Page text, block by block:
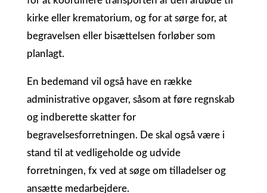
kirke eller krematorium, og for at sørge for, at
begravelsen eller bisættelsen forløber som
planlagt.
En bedemand vil også have en række
administrative opgaver, såsom at føre regnskab
og indberette skatter for
begravelsesforretningen. De skal også være i
stand til at vedligeholde og udvide
forretningen, fx ved at søge om tilladelser og
ansætte medarbejdere.